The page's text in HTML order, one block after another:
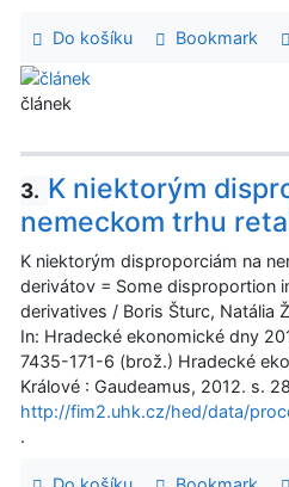
Do košíku Bookmark
článek
3. K niektorým
nemeckom trhu
K niektorým disproporciám na
derivátov = Some disproportion
derivatives / Boris Šturc, Natália
In: Hradecké ekonomické dny
7435-171-6 (brož.) Hradecké
Králové : Gaudeamus, 2012. s.
http://fim2.uhk.cz/hed/data/
.